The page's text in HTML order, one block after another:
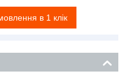
в 1 клік